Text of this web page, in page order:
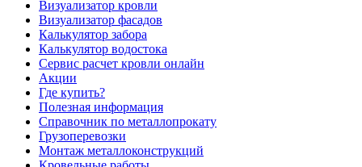
Визуализатор кровли
Визуализатор фасадов
Калькулятор забора
Калькулятор водостока
Сервис расчет кровли онлайн
Акции
Где купить?
Полезная информация
Справочник по металлопрокату
Грузоперевозки
Монтаж металлоконструкций